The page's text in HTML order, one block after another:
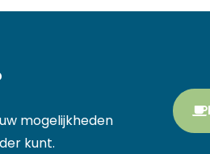
mogelijkheden
kunt.